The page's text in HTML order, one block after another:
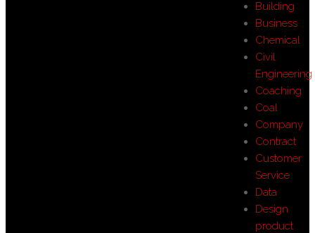
Building
Business
Chemical
Civil
Engineering
Coaching
Coal
Company
Contract
Customer
Service
Data
Design
product